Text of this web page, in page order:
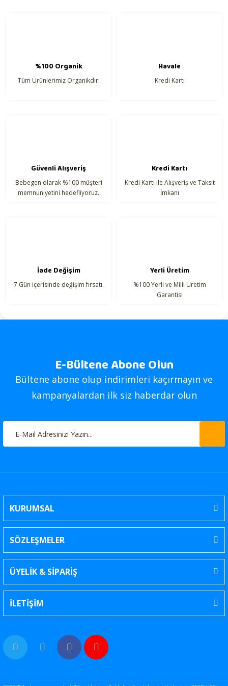
Ürün açıklamasında eksik bilgiler bulunuyor.
Ürün bilgilerinde hatalar bulunuyor.
%100 Organik
Tüm Ürünlerimiz Organikdir.
Havale
Kredi Kartı
Güvenli Alışveriş
Bebegen olarak %100 müşteri
memnuniyetini hedefliyoruz.
Kredi Kartı
Kredi Kartı ile Alışveriş ve Taksit
İmkanı
İade Değişim
7 Gün içerisinde değişim fırsatı.
Yerli Üretim
%100 Yerli ve Milli Üretim
Garantisi
E-Bültene Abone Olun
Bültene abone olup indirimleri kaçırmayın ve
kampanyalardan ilk siz haberdar olun
KURUMSAL
SÖZLEŞMELER
ÜYELİK & SİPARİŞ
İLETİŞİM